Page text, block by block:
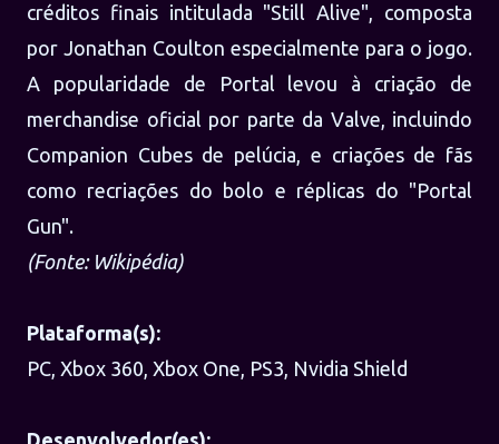
créditos finais intitulada "Still Alive", composta
por Jonathan Coulton especialmente para o jogo.
A popularidade de Portal levou à criação de
merchandise oficial por parte da Valve, incluindo
Companion Cubes de pelúcia, e criações de fãs
como recriações do bolo e réplicas do "Portal
Gun".
(Fonte: Wikipédia)
Plataforma(s):
PC, Xbox 360, Xbox One, PS3, Nvidia Shield